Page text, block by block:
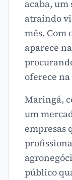
acaba,
atraindo
mês. Com
aparece
oferece
Maringá,
um
empresas
público